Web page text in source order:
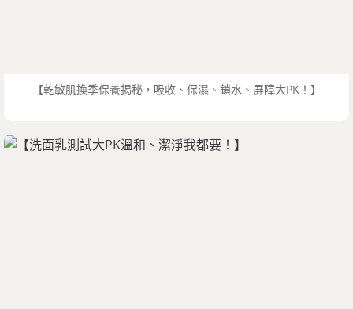
【乾敏肌換季保養揭秘，吸收、保濕、鎖水、屏障大PK！】